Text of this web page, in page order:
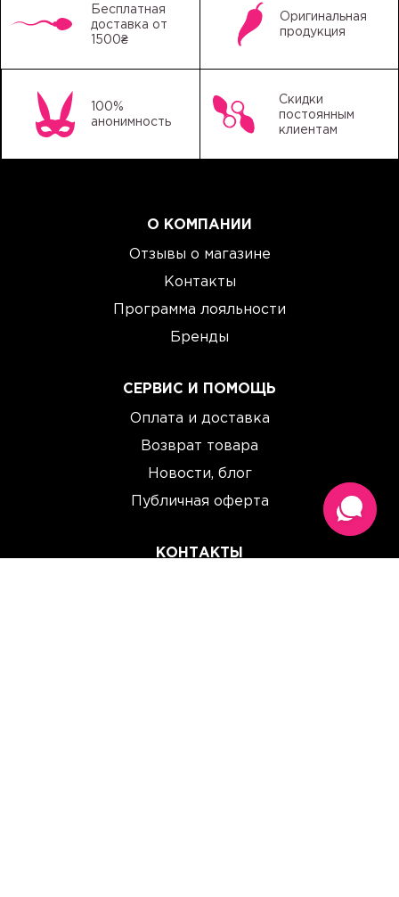
Бесплатная
доставка от
1500₴
Оригинальная
продукция
100%
анонимность
Скидки
постоянным
клиентам
О КОМПАНИИ
Отзывы о магазине
Контакты
Программа лояльности
Бренды
СЕРВИС И ПОМОЩЬ
Оплата и доставка
Возврат товара
Новости, блог
Публичная оферта
КОНТАКТЫ